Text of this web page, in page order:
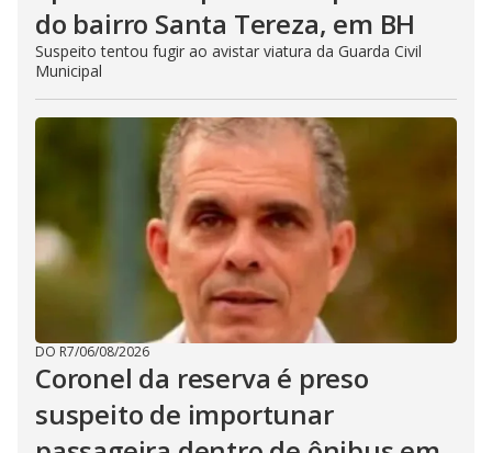
do bairro Santa Tereza, em BH
Suspeito tentou fugir ao avistar viatura da Guarda Civil
Municipal
DO R7/06/08/2026
Coronel da reserva é preso
suspeito de importunar